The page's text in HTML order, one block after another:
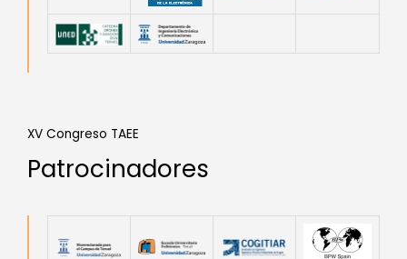
XV Congreso TAEE
Patrocinadores